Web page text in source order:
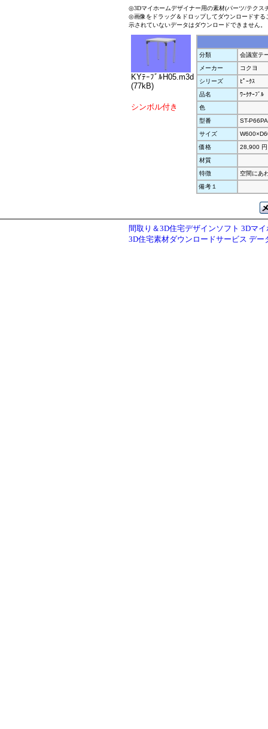
◎3Dマイホームデザイナー用の素材(パーツ/テクス
◎画像をドラッグ＆ドロップしてダウンロードす
示されていないデータはダウンロードできません。
KYﾃｰﾌﾞﾙH05.m3d
(77kB)
シンボル付き
分類
会議室テ
メーカー
コクヨ
シリーズ
ﾋﾟｰｸｽ
品名
ﾜｰｸﾃｰﾌﾞﾙ
色
型番
ST-
サイズ
価格
28,900 円
材質
特徴
空間にあ
備考１
間取り＆3D住宅デザインソフト 3Dマ
3D住宅素材ダウンロードサービス デー